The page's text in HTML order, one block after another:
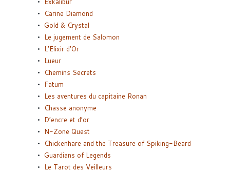
Carine Diamond
Gold & Crystal
Le jugement de Salomon
L’Elixir d’Or
Lueur
Chemins Secrets
Fatum
Les aventures du capitaine Ronan
Chasse anonyme
D’encre et d’or
N-Zone Quest
Chickenhare and the Treasure of Spiking-Beard
Guardians of Legends
Le Tarot des Veilleurs